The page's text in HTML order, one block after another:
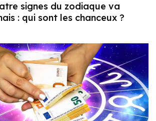
signes du zodiaque va
: qui sont les chanceux ?